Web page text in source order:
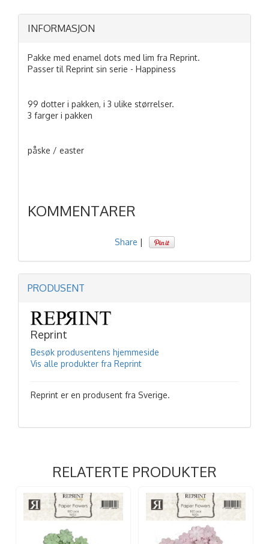
INFORMASJON
Pakke med enamel dots med lim fra Reprint.
Passer til Reprint sin serie - Happiness
99 dotter i pakken, i 3 ulike størrelser.
3 farger i pakken
påske / easter
KOMMENTARER
Share |
PRODUSENT
Reprint
Besøk produsentens hjemmeside
Vis alle produkter fra Reprint
Reprint er en produsent fra Sverige.
RELATERTE PRODUKTER